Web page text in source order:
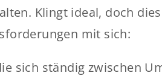
Klingt ideal, doch
mit sich:
sich ständig zwischen